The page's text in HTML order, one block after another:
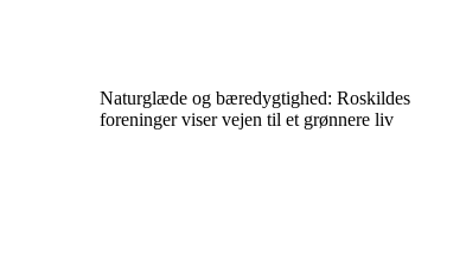
Naturglæde og bæredygtighed: Roskildes
foreninger viser vejen til et grønnere liv